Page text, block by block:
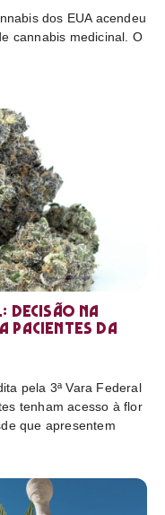
dos EUA acendeu
cannabis medicinal. O
decisão na
pacientes da
pela 3ª Vara Federal
tenham acesso à flor
que apresentem